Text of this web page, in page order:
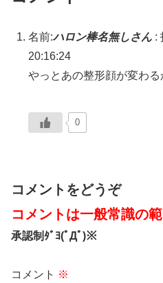
名前:ハロン棒名無しさん :
20:16:24
やっとあの整形顔が変わる
0
コメントをどうぞ
コメントは一般常識の
承認制ﾀﾞﾖ(ﾟДﾟ)※
コメント ※